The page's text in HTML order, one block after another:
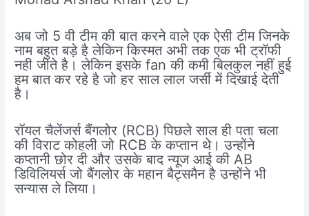
अब जो 5 वी टीम की बात करने वाले एक ऐसी टीम जिनके
नाम बहुत बड़े है लेकिन किस्मत अभी तक एक भी ट्रॉफी
नही जीते है। लेकिन इसके fan की कमी बिलकुल नहीं हुई
हम बात कर रहे है जो हर साल लाल जर्सी में दिखाई देती
है।
रॉयल चैलेंजर्स बैंगलोर (RCB) पिछले साल ही पता चला
की विराट कोहली जो RCB के कप्तान थे। उन्होंने
कप्तानी छोर दी और उसके बाद न्यूज आई की AB
डिविलियर्स जो बैंगलोर के महान बैट्समैन है उन्होंने भी
सन्यास ले लिया।